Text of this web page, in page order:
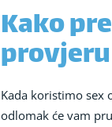
Kako
Kada koristimo sex
odlomak će vam